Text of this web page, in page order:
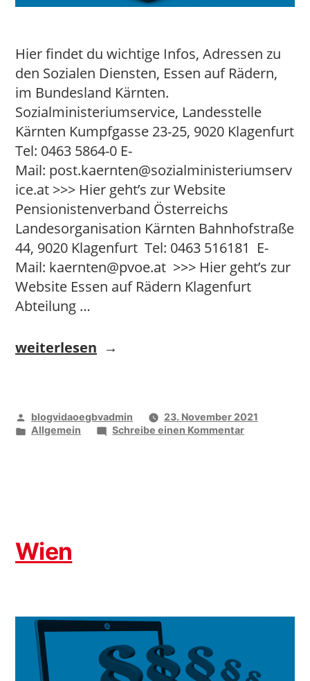
Hier findet du wichtige Infos, Adressen zu
den Sozialen Diensten, Essen auf Rädern,
im Bundesland Kärnten.
Sozialministeriumservice, Landesstelle
Kärnten Kumpfgasse 23-25, 9020 Klagenfurt
Tel: 0463 5864-0 E-
Mail: post.kaernten@sozialministeriumserv
ice.at >>> Hier geht’s zur Website
Pensionistenverband Österreichs
Landesorganisation Kärnten Bahnhofstraße
44, 9020 Klagenfurt Tel: 0463 516181 E-
Mail: kaernten@pvoe.at >>> Hier geht’s zur
Website Essen auf Rädern Klagenfurt
Abteilung …
„Kärnten“
weiterlesen
Veröffentlicht
von
blogvidaoegbvadmin
23. November 2021
Veröffentlicht
Allgemein Schreibe einen Kommentarzu
Wien